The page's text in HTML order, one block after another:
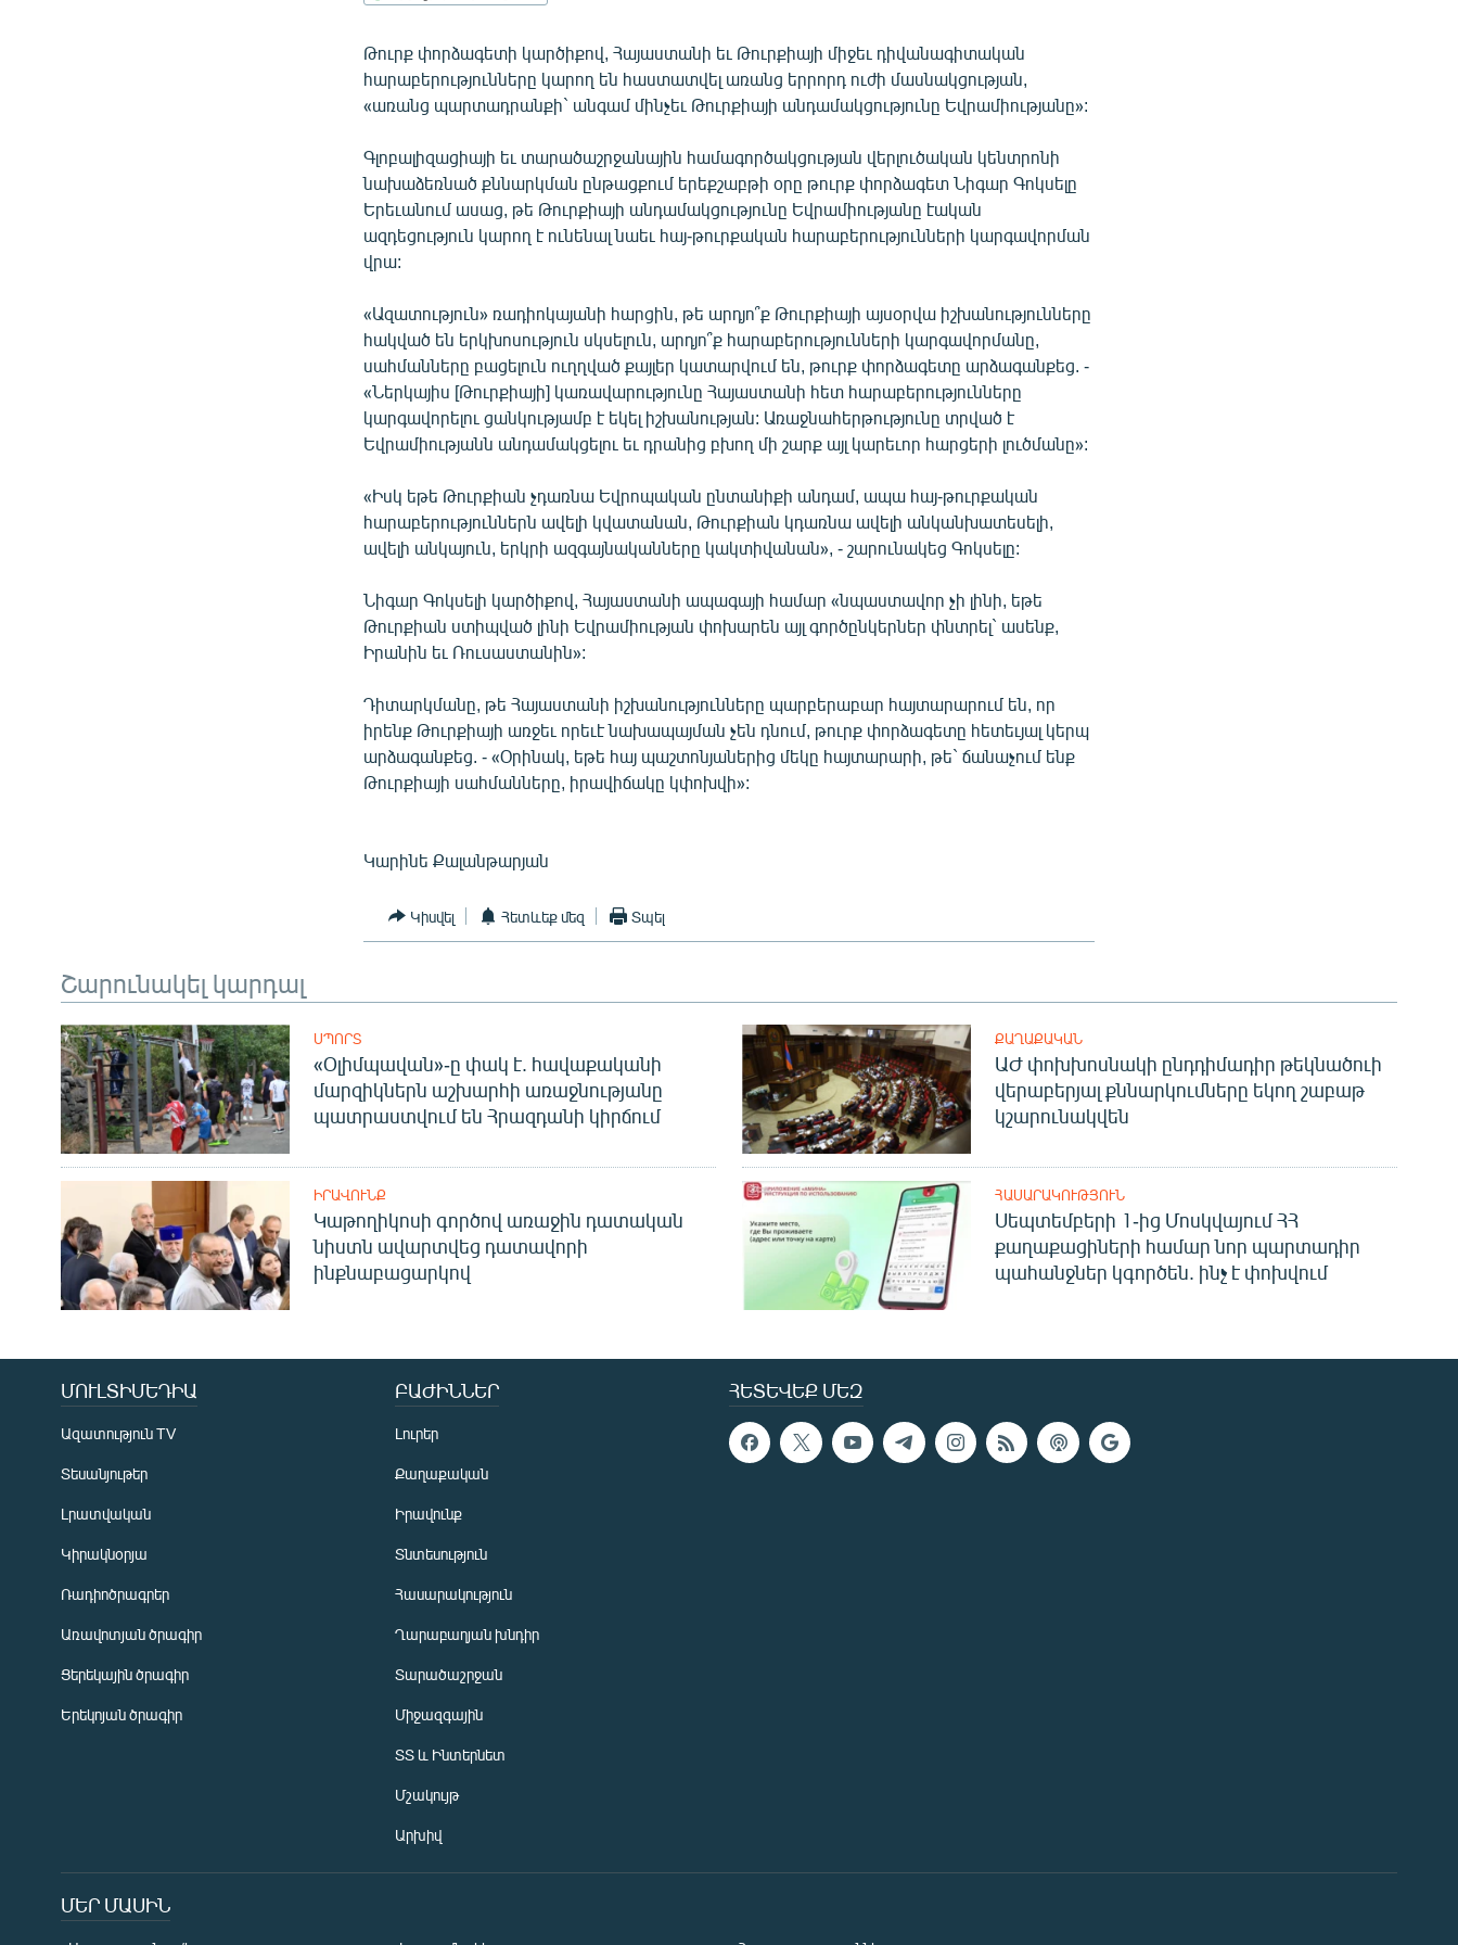
Թուրք փորձագետի կարծիքով, Հայաստանի եւ Թուրքիայի միջեւ դիվանագիտական
հարաբերությունները կարող են հաստատվել առանց երրորդ ուժի մասնակցության,
«առանց պարտադրանքի` անգամ մինչեւ Թուրքիայի անդամակցությունը Եվրամիությանը»:
Գլոբալիզացիայի եւ տարածաշրջանային համագործակցության վերլուծական կենտրոնի
նախաձեռնած քննարկման ընթացքում երեքշաբթի օրը թուրք փորձագետ Նիգար Գոկսելը
Երեւանում ասաց, թե Թուրքիայի անդամակցությունը Եվրամիությանը էական
ազդեցություն կարող է ունենալ նաեւ հայ-թուրքական հարաբերությունների կարգավորման
վրա:
«Ազատություն» ռադիոկայանի հարցին, թե արդյո՞ք Թուրքիայի այսօրվա իշխանությունները
հակված են երկխոսություն սկսելուն, արդյո՞ք հարաբերությունների կարգավորմանը,
սահմանները բացելուն ուղղված քայլեր կատարվում են, թուրք փորձագետը արձագանքեց. -
«Ներկայիս [Թուրքիայի] կառավարությունը Հայաստանի հետ հարաբերությունները
կարգավորելու ցանկությամբ է եկել իշխանության: Առաջնահերթությունը տրված է
Եվրամիությանն անդամակցելու եւ դրանից բխող մի շարք այլ կարեւոր հարցերի լուծմանը»:
«Իսկ եթե Թուրքիան չդառնա Եվրոպական ընտանիքի անդամ, ապա հայ-թուրքական
հարաբերություններն ավելի կվատանան, Թուրքիան կդառնա ավելի անկանխատեսելի,
ավելի անկայուն, երկրի ազգայնականները կակտիվանան», - շարունակեց Գոկսելը:
Նիգար Գոկսելի կարծիքով, Հայաստանի ապագայի համար «նպաստավոր չի լինի, եթե
Թուրքիան ստիպված լինի Եվրամիության փոխարեն այլ գործընկերներ փնտրել` ասենք,
Իրանին եւ Ռուսաստանին»:
Դիտարկմանը, թե Հայաստանի իշխանությունները պարբերաբար հայտարարում են, որ
իրենք Թուրքիայի առջեւ որեւէ նախապայման չեն դնում, թուրք փորձագետը հետեւյալ կերպ
արձագանքեց. - «Օրինակ, եթե հայ պաշտոնյաներից մեկը հայտարարի, թե` ճանաչում ենք
Թուրքիայի սահմանները, իրավիճակը կփոխվի»:
Կարինե Քալանթարյան
Կիսվել Հետևեք մեզ Տպել
Շարունակել կարդալ
ՍՊՈՐՏ
«Օլիմպավան»-ը փակ է. հավաքականի
մարզիկներն աշխարհի առաջնությանը
պատրաստվում են Հրազդանի կիրճում
ՔԱՂԱՔԱԿԱՆ
ԱԺ փոխխոսնակի ընդդիմադիր թեկնածուի
վերաբերյալ քննարկումները եկող շաբաթ
կշարունակվեն
ԻՐԱՎՈՒՆՔ
Կաթողիկոսի գործով առաջին դատական
նիստն ավարտվեց դատավորի
ինքնաբացարկով
ՀԱՍԱՐԱԿՈՒԹՅՈՒՆ
Սեպտեմբերի 1-ից Մոսկվայում ՀՀ
քաղաքացիների համար նոր պարտադիր
պահանջներ կգործեն. ինչ է փոխվում
ՀԵՏԵՎԵՔ ՄԵԶ
ՄՈՒԼՏԻՄԵԴԻԱ
Ազատություն TV
Տեսանյութեր
Լրատվական
Կիրակնօրյա
Ռադիոծրագրեր
Առավոտյան ծրագիր
Ցերեկային ծրագիր
Երեկոյան ծրագիր
ԲԱԺԻՆՆԵՐ
Լուրեր
Քաղաքական
Իրավունք
Տնտեսություն
Հասարակություն
Ղարաբաղյան խնդիր
Տարածաշրջան
Միջազգային
ՏՏ և Ինտերնետ
Մշակույթ
Արխիվ
ՄԵՐ ՄԱՍԻՆ